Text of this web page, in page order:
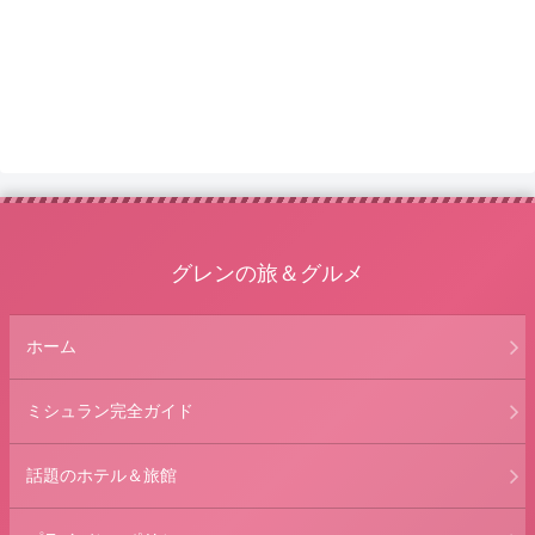
グレンの旅＆グルメ
ホーム
ミシュラン完全ガイド
話題のホテル＆旅館